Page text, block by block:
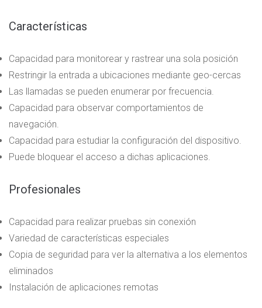
Características
Capacidad para monitorear y rastrear una sola posición
Restringir la entrada a ubicaciones mediante geo-cercas
Las llamadas se pueden enumerar por frecuencia.
Capacidad para observar comportamientos de
navegación.
Capacidad para estudiar la configuración del dispositivo.
Puede bloquear el acceso a dichas aplicaciones.
Profesionales
Capacidad para realizar pruebas sin conexión
Variedad de características especiales
Copia de seguridad para ver la alternativa a los elementos
eliminados
Instalación de aplicaciones remotas